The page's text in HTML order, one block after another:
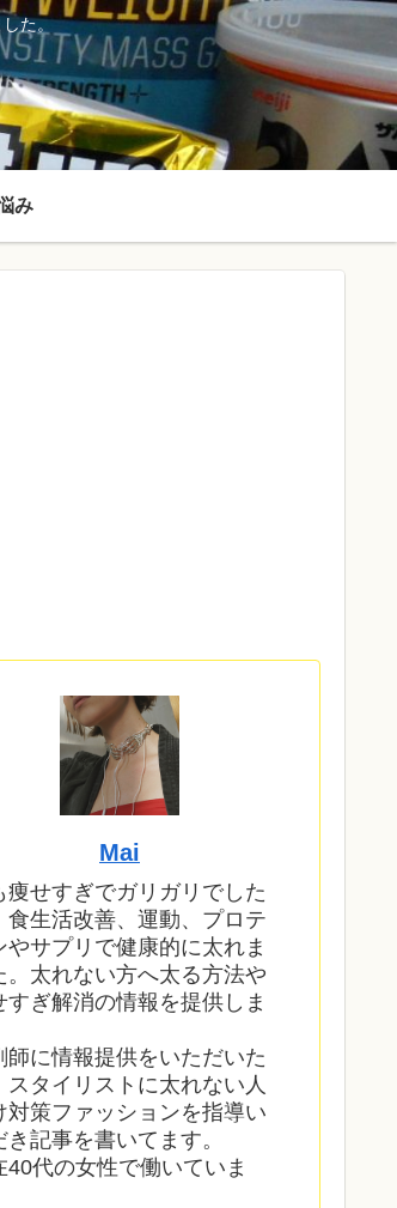
た。
み
Mai
痩せすぎでガリガリでした
食生活改善、運動、プロテ
やサプリで健康的に太れま
。太れない方へ太る方法や
すぎ解消の情報を提供しま
師に情報提供をいただいた
スタイリストに太れない人
対策ファッションを指導い
き記事を書いてます。
40代の女性で働いていま